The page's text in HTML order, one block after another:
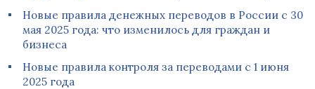
Новые правила денежных переводов в России с 30
мая 2025 года: что изменилось для граждан и
бизнеса
Новые правила контроля за переводами с 1 июня
2025 года